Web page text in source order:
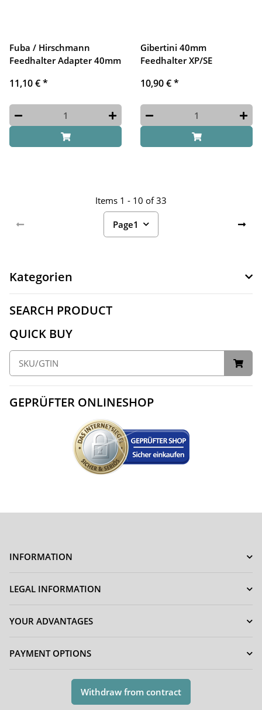
Fuba / Hirschmann
Feedhalter Adapter 40mm
11,10 €*
Gibertini 40mm
Feedhalter XP/SE
10,90 €*
Items 1 - 10 of 33
Page1
Kategorien
SEARCH PRODUCT
QUICK BUY
GEPRÜFTER ONLINESHOP
INFORMATION
LEGAL INFORMATION
YOUR ADVANTAGES
PAYMENT OPTIONS
Withdraw from contract